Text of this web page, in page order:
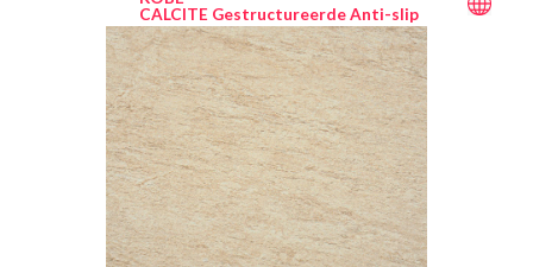
CALCITE Gestructureerde Anti-slip